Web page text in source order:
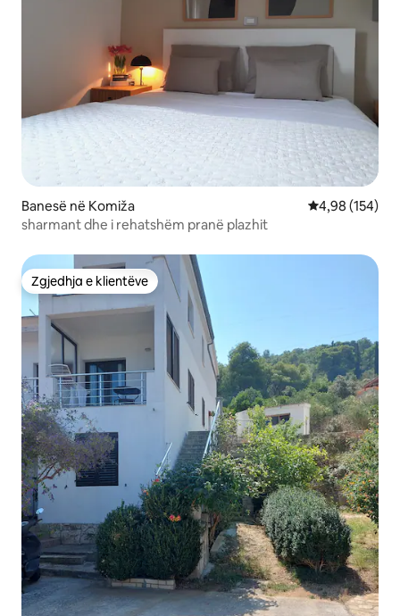
Banesë në Komiža Vlerësimi
4,98 (154)
sharmant dhe i rehatshëm pranë plazhit
Zgjedhja e klientëve
Zgjedhja e klientëve